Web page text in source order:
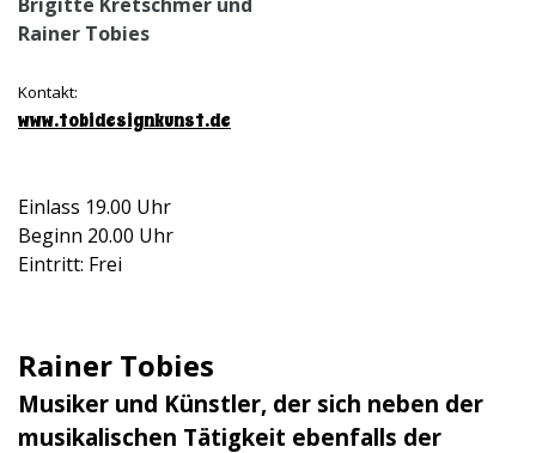
Rainer Tobies
Kontakt:
www.tobidesignkunst.de
Einlass 19.00 Uhr
Beginn 20.00 Uhr
Eintritt: Frei
Rainer Tobies
Musiker und Künstler, der sich neben der
musikalischen Tätigkeit ebenfalls der